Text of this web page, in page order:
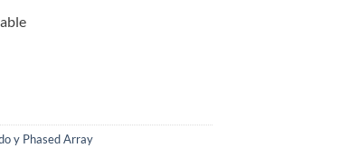
y Phased Array